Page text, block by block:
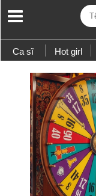
Ca sĩ Hot girl